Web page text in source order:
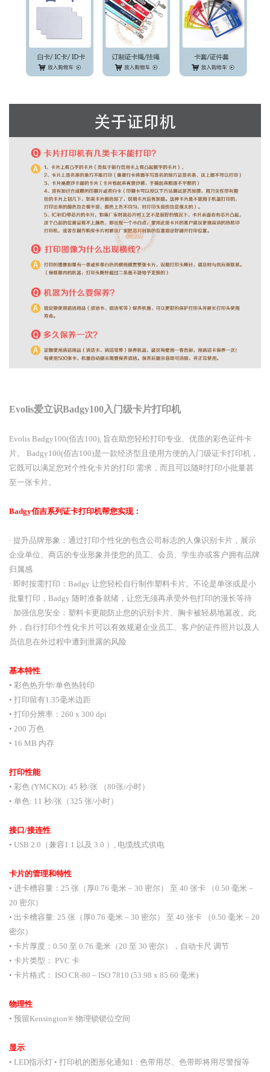
Evolis爱立识Badgy100入门级卡片打印机
Evolis Badgy100(佰吉100), 旨在助您轻松打印专业、优质的彩色证件卡
片。 Badgy100(佰吉100)是一款经济型且使用方便的入门级证卡打印机，
它既可以满足您对个性化卡片的打印 需求，而且可以随时打印小批量甚
至一张卡片。
Badgy佰吉系列证卡打印机帮您实现：
· 提升品牌形象：通过打印个性化的包含公司标志的人像识别卡片，展示
企业单位、商店的专业形象并使您的员工、会员、学生亦或客户拥有品牌
归属感
· 即时按需打印：Badgy 让您轻松自行制作塑料卡片。不论是单张或是小
批量打印，Badgy 随时准备就绪，让您无须再承受外包打印的漫长等待
· 加强信息安全 ：塑料卡更能防止您的识别卡片、胸卡被轻易地篡改。此
外，自行打印个性化卡片可以有效规避企业员工、客户的证件照片以及人
员信息在外过程中遭到泄露的风险
基本特性
• 彩色热升华/单色热转印
• 打印留有1.35毫米边距
• 打印分辨率：260 x 300 dpi
• 200 万色
• 16 MB 内存
打印性能
• 彩色 (YMCKO): 45 秒/张 （80张/小时）
• 单色: 11 秒/张（325 张/小时）
接口/接连性
• USB 2.0（兼容1.1 以及 3.0 ）, 电缆线式供电
卡片的管理和特性
• 进卡槽容量：25 张（厚0.76 毫米 – 30 密尔） 至 40 张卡 （0.50 毫米 –
20 密尔）
• 出卡槽容量: 25 张（厚0.76 毫米 – 30 密尔） 至 40 张卡 （0.50 毫米 – 20
密尔）
• 卡片厚度：0.50 至 0.76 毫米（20 至 30 密尔），自动卡尺 调节
• 卡片类型： PVC 卡
• 卡片格式： ISO CR-80 – ISO 7810 (53.98 x 85.60 毫米)
物理性
• 预留Kensington® 物理锁锁位空间
显示
• LED指示灯 • 打印机的图形化通知1 : 色带用尽、色带即将用尽警报等